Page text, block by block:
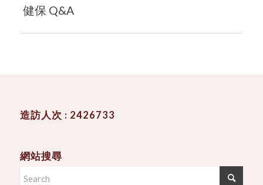
健保 Q&A
造訪人次 : 2426733
網站搜尋